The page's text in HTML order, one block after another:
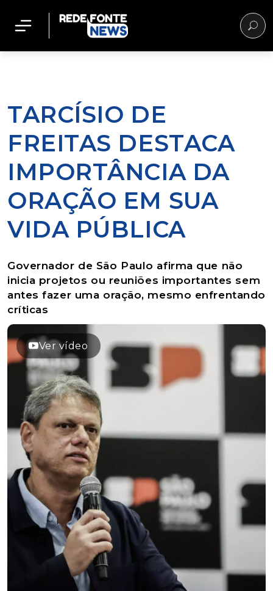
TARCÍSIO DE
FREITAS DESTACA
IMPORTÂNCIA DA
ORAÇÃO EM SUA
VIDA PÚBLICA
Governador de São Paulo afirma que não
inicia projetos ou reuniões importantes sem
antes fazer uma oração, mesmo enfrentando
críticas
Ver vídeo